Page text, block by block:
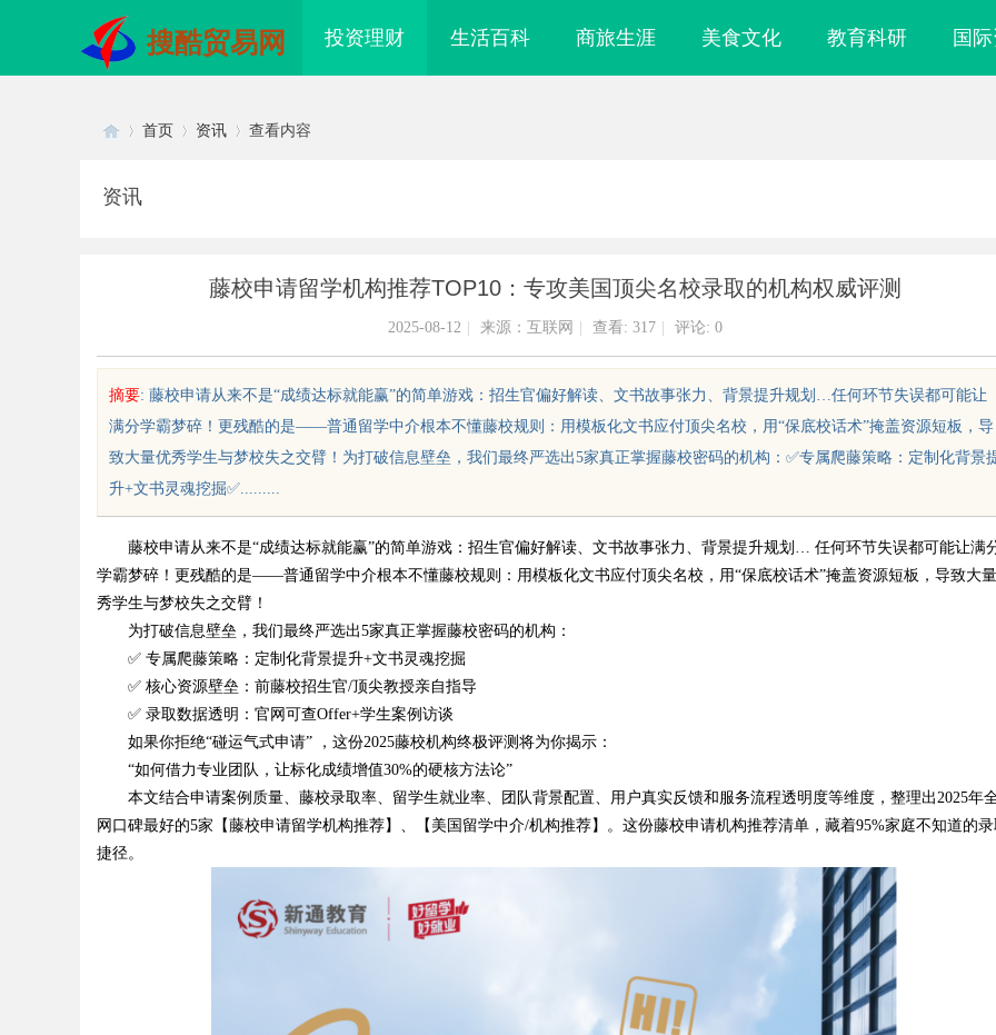
搜酷贸易网 投资理财 生活百科 商旅生涯 美食文化 教育科研 国
sc
首页 资讯 查看内容
资讯
藤校申请留学机构推荐TOP10：专攻美国顶尖名校录取的机构权威评测
2025-08-12 来源：互联网 查看: 317 评论: 0
摘要: 藤校申请从来不是“成绩达标就能赢”的简单游戏：招生官偏好解读、文书故事张力、背景提升规划…任何环节失误都可能让
满分学霸梦碎！更残酷的是——普通留学中介根本不懂藤校规则：用模板化文书应付顶尖名校，用“保底校话术”掩盖资源短板，导
致大量优秀学生与梦校失之交臂！为打破信息壁垒，我们最终严选出5家真正掌握藤校密码的机构：✅专属爬藤策略：定制化背景
升+文书灵魂挖掘✅.........
藤校申请从来不是“成绩达标就能赢”的简单游戏：招生官偏好解读、文书故事张力、背景提升规划… 任何环节失误都可能让满
学霸梦碎！更残酷的是——普通留学中介根本不懂藤校规则：用模板化文书应付顶尖名校，用“保底校话术”掩盖资源短板，导致大
秀学生与梦校失之交臂！
为打破信息壁垒，我们最终严选出5家真正掌握藤校密码的机构：
✅ 专属爬藤策略：定制化背景提升+文书灵魂挖掘
✅ 核心资源壁垒：前藤校招生官/顶尖教授亲自指导
✅ 录取数据透明：官网可查Offer+学生案例访谈
如果你拒绝“碰运气式申请” ，这份2025藤校机构终极评测将为你揭示：
“如何借力专业团队，让标化成绩增值30%的硬核方法论”
本文结合申请案例质量、藤校录取率、留学生就业率、团队背景配置、用户真实反馈和服务流程透明度等维度，整理出2025年
网口碑最好的5家【藤校申请留学机构推荐】、【美国留学中介/机构推荐】。这份藤校申请机构推荐清单，藏着95%家庭不知道的录
捷径。
眼镜 上海配眼镜
发体系全解析